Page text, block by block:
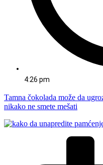
4:26 pm
Tamna čokolada može da
nikako ne smete mešati